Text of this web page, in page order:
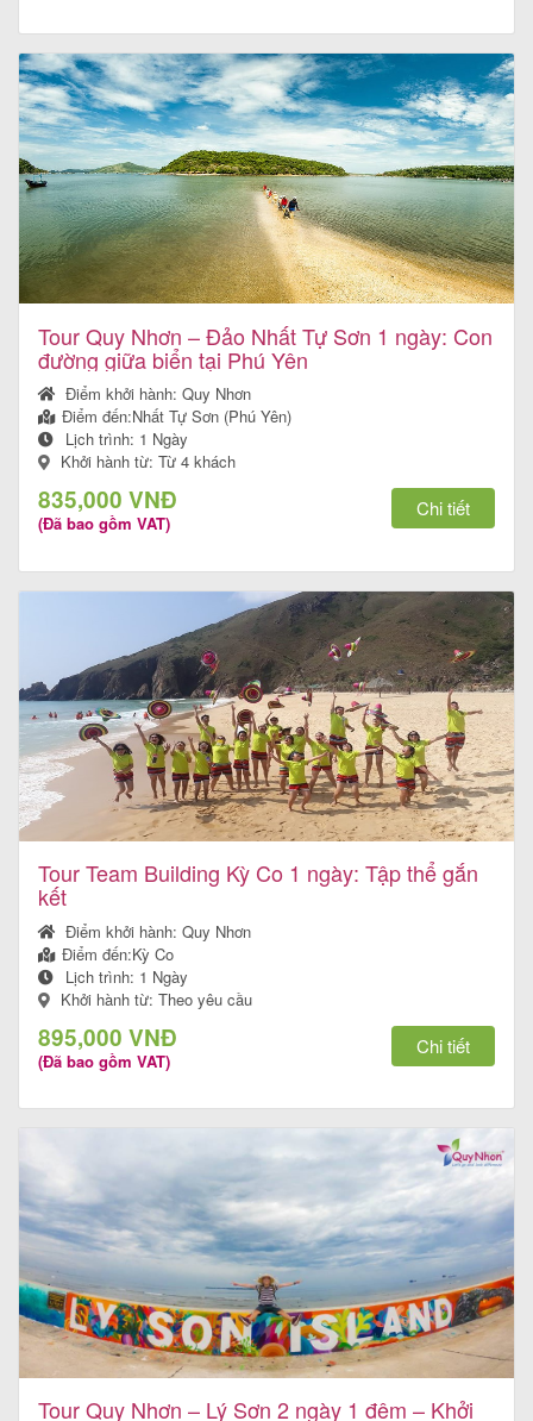
Tour Quy Nhơn – Đảo Nhất Tự Sơn 1 ngày: Con
đường giữa biển tại Phú Yên
Điểm khởi hành:Quy Nhơn
Điểm đến:Nhất Tự Sơn (Phú Yên)
Lịch trình: 1 Ngày
Khởi hành từ: Từ 4 khách
835,000 VNĐ
(Đã bao gồm VAT)
Chi tiết
Tour Team Building Kỳ Co 1 ngày: Tập thể gắn
kết
Điểm khởi hành:Quy Nhơn
Điểm đến:Kỳ Co
Lịch trình: 1 Ngày
Khởi hành từ: Theo yêu cầu
895,000 VNĐ
(Đã bao gồm VAT)
Chi tiết
Tour Quy Nhơn – Lý Sơn 2 ngày 1 đêm – Khởi